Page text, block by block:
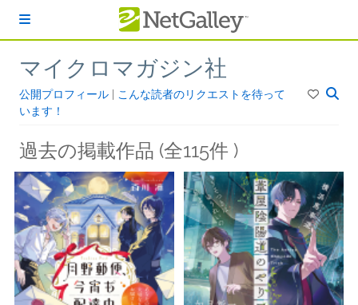
マイクロマガジン社
公開プロフィール
こんな読者のリクエストを待って
います！
過去の掲載作品 (全115件 )